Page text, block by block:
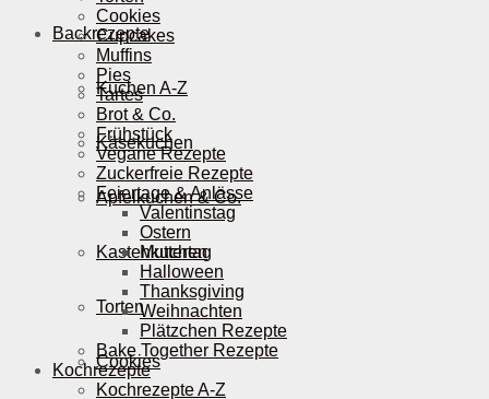
Backrezepte
Kuchen A-Z
Käsekuchen
Apfelkuchen & Co.
Kastenkuchen
Torten
Cookies
Cookies
Cupcakes
Muffins
Pies
Tartes
Brot & Co.
Frühstück
Vegane Rezepte
Zuckerfreie Rezepte
Feiertage & Anlässe
Valentinstag
Ostern
Muttertag
Halloween
Thanksgiving
Weihnachten
Plätzchen Rezepte
Bake Together Rezepte
Kochrezepte
Kochrezepte A-Z